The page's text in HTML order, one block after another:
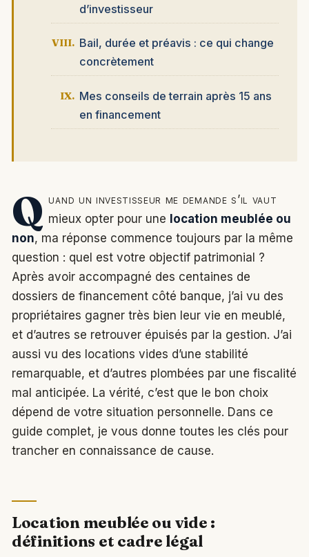
d’investisseur
Bail, durée et préavis : ce qui change
concrètement
Mes conseils de terrain après 15 ans
en financement
Q uand un investisseur me demande s’il vaut
mieux opter pour une location meublée ou
non, ma réponse commence toujours par la même
question : quel est votre objectif patrimonial ?
Après avoir accompagné des centaines de
dossiers de financement côté banque, j’ai vu des
propriétaires gagner très bien leur vie en meublé,
et d’autres se retrouver épuisés par la gestion. J’ai
aussi vu des locations vides d’une stabilité
remarquable, et d’autres plombées par une fiscalité
mal anticipée. La vérité, c’est que le bon choix
dépend de votre situation personnelle. Dans ce
guide complet, je vous donne toutes les clés pour
trancher en connaissance de cause.
Location meublée ou vide :
définitions et cadre légal